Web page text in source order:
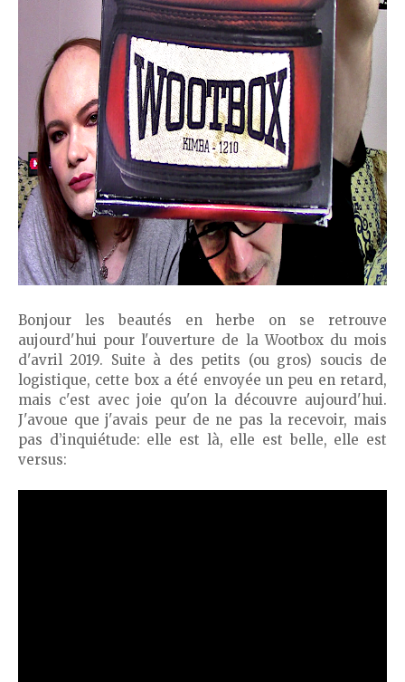
Bonjour les beautés en herbe on se retrouve
aujourd'hui pour l'ouverture de la Wootbox du mois
d'avril 2019. Suite à des petits (ou gros) soucis de
logistique, cette box a été envoyée un peu en retard,
mais c'est avec joie qu'on la découvre aujourd'hui.
J'avoue que j'avais peur de ne pas la recevoir, mais
pas d’inquiétude: elle est là, elle est belle, elle est
versus: